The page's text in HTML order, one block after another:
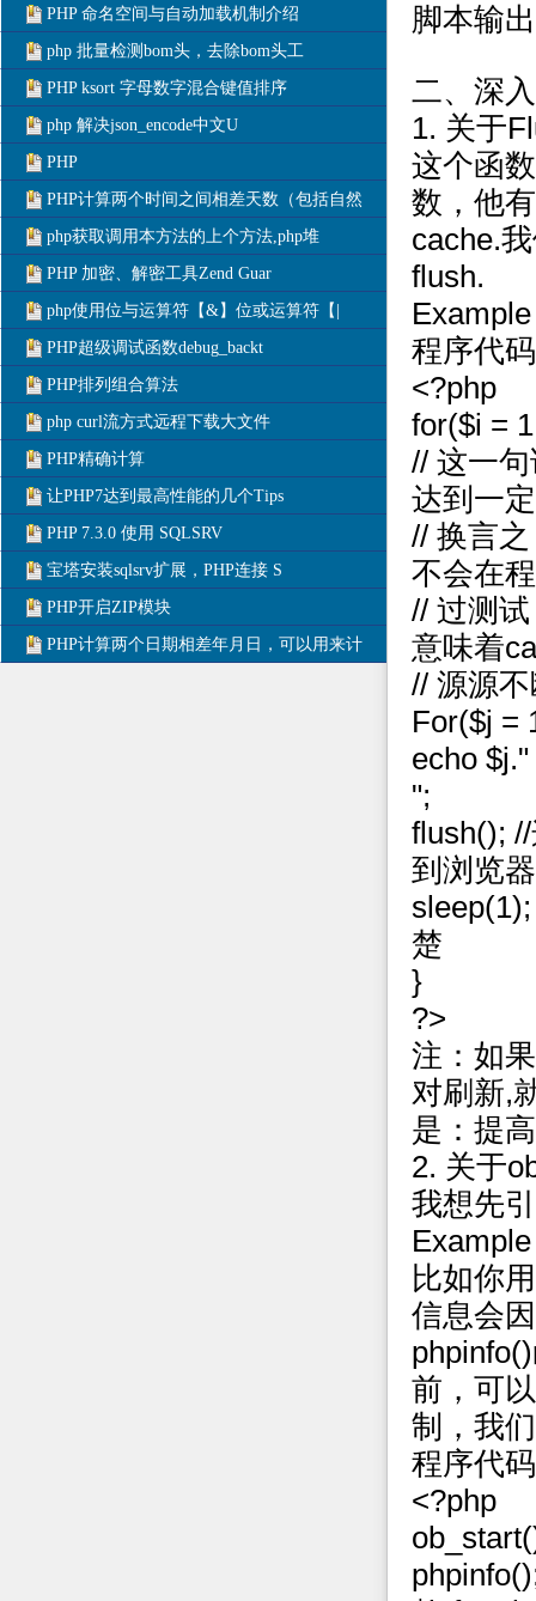
PHP 命名空间与自动加载机制介绍
php 批量检测bom头，去除bom头工
PHP ksort 字母数字混合键值排序
php 解决json_encode中文U
PHP
PHP计算两个时间之间相差天数（包括自然
php获取调用本方法的上个方法,php堆
PHP 加密、解密工具Zend Guar
php使用位与运算符【&】位或运算符【|
PHP超级调试函数debug_backt
PHP排列组合算法
php curl流方式远程下载大文件
PHP精确计算
让PHP7达到最高性能的几个Tips
PHP 7.3.0 使用 SQLSRV
宝塔安装sqlsrv扩展，PHP连接 S
PHP开启ZIP模块
PHP计算两个日期相差年月日，可以用来计
脚本输
二、深
1. 关于
这个函
数，他
cache.
flush.
程序代
<?php
for($i =
// 这一
达到一
// 换言
不会在
// 过测
意味着
// 源源
For($j =
echo $j."
";
flush();
到浏览
楚
}
?>
注：如
对刷新,
是：提
2. 关于
我想先
比如你
信息会
前，可
制，我
程序代
<?php